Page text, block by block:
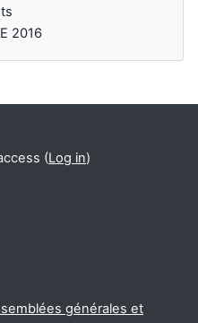
2016
(Log in)
générales et